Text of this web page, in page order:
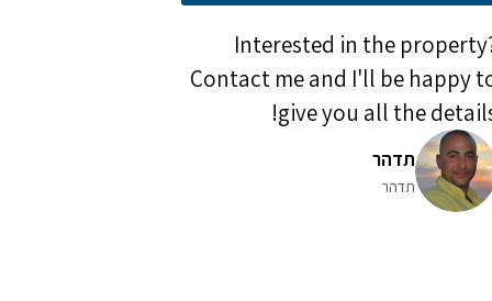
Interested in the
Contact me and I'll be happy
give you all the
תדהר
תדהר